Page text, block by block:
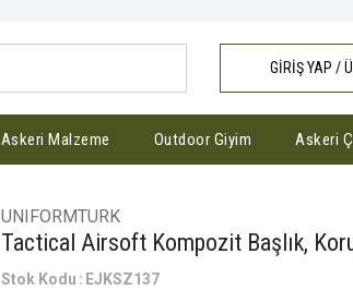
GİRİŞ YAP /
Askeri Malzeme Outdoor Giyim Askeri
UNIFORMTURK
Tactical Airsoft Kompozit Başlık,
Stok Kodu EJKSZ137